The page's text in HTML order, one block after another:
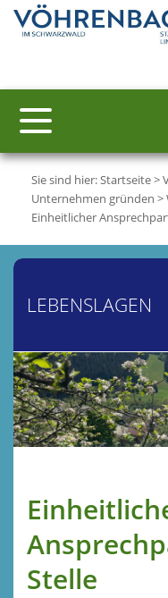
Sie sind hier:Startseite>
Unternehmen gründen >
Einheitlicher
LEBENSLAGEN
Stelle